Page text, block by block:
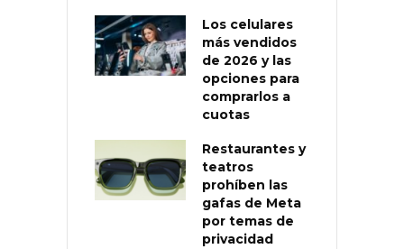
Los celulares
más vendidos
de 2026 y las
opciones para
comprarlos a
cuotas
Restaurantes y
teatros
prohíben las
gafas de Meta
por temas de
privacidad